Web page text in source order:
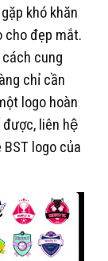
khó khăn
cho đẹp mắt.
cung
chỉ cần
logo hoàn
liên hệ
logo của